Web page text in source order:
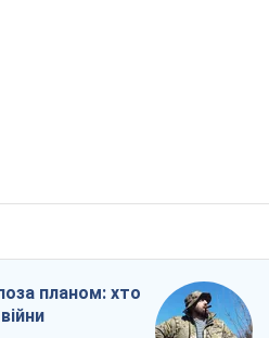
планом: хто